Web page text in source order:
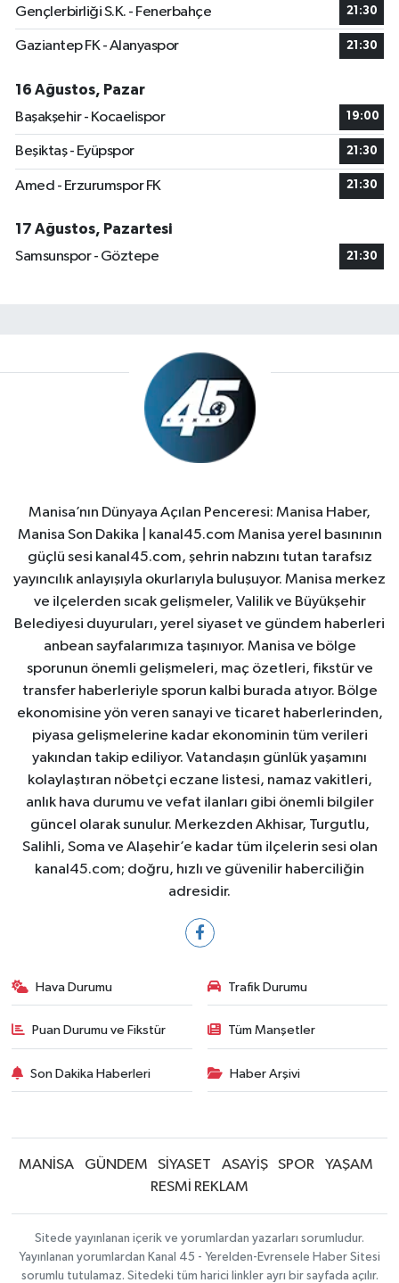
Gençlerbirliği S.K. - Fenerbahçe 21:30
Gaziantep FK - Alanyaspor 21:30
16 Ağustos, Pazar
Başakşehir - Kocaelispor
19:00
Beşiktaş - Eyüpspor 21:30
Amed - Erzurumspor FK 21:30
17 Ağustos, Pazartesi
Samsunspor - Göztepe
21:30
Manisa’nın Dünyaya Açılan Penceresi: Manisa Haber,
Manisa Son Dakika | kanal45.com Manisa yerel basınının
güçlü sesi kanal45.com, şehrin nabzını tutan tarafsız
yayıncılık anlayışıyla okurlarıyla buluşuyor. Manisa merkez
ve ilçelerden sıcak gelişmeler, Valilik ve Büyükşehir
Belediyesi duyuruları, yerel siyaset ve gündem haberleri
anbean sayfalarımıza taşınıyor. Manisa ve bölge
sporunun önemli gelişmeleri, maç özetleri, fikstür ve
transfer haberleriyle sporun kalbi burada atıyor. Bölge
ekonomisine yön veren sanayi ve ticaret haberlerinden,
piyasa gelişmelerine kadar ekonominin tüm verileri
yakından takip ediliyor. Vatandaşın günlük yaşamını
kolaylaştıran nöbetçi eczane listesi, namaz vakitleri,
anlık hava durumu ve vefat ilanları gibi önemli bilgiler
güncel olarak sunulur. Merkezden Akhisar, Turgutlu,
Salihli, Soma ve Alaşehir’e kadar tüm ilçelerin sesi olan
kanal45.com; doğru, hızlı ve güvenilir haberciliğin
adresidir.
Hava Durumu Trafik Durumu
Puan Durumu ve Fikstür Tüm Manşetler
Son Dakika Haberleri Haber Arşivi
MANİSA GÜNDEM SİYASET ASAYİŞ SPOR
YAŞAM
RESMİ REKLAM
Sitede yayınlanan içerik ve yorumlardan yazarları sorumludur.
Yayınlanan yorumlardan Kanal 45 - Yerelden-Evrensele Haber Sitesi
sorumlu tutulamaz. Sitedeki tüm harici linkler ayrı bir sayfada açılır.